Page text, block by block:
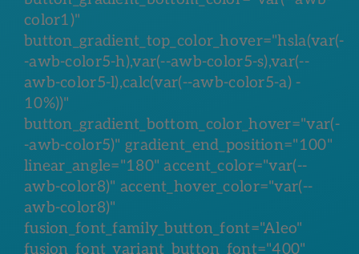
color1)"
button_gradient_top_color_hover="hsla(var(-
-awb-color5-h),var(--awb-color5-s),var(--
awb-color5-l),calc(var(--awb-color5-a) -
10%))"
button_gradient_bottom_color_hover="var(-
-awb-color5)" gradient_end_position="100"
linear_angle="180" accent_color="var(--
awb-color8)" accent_hover_color="var(--
awb-color8)"
fusion_font_family_button_font="Aleo"
fusion_font_variant_button_font="400"